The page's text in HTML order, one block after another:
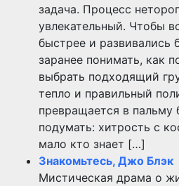
задача. Процесс
увлекательный. Чтобы
быстрее и развивались
заранее понимать, как
выбрать подходящий
тепло и правильный
превращается в пальму
подумать: хитрость с
мало кто знает […]
Знакомьтесь, Джо Блэк
Мистическая драма о